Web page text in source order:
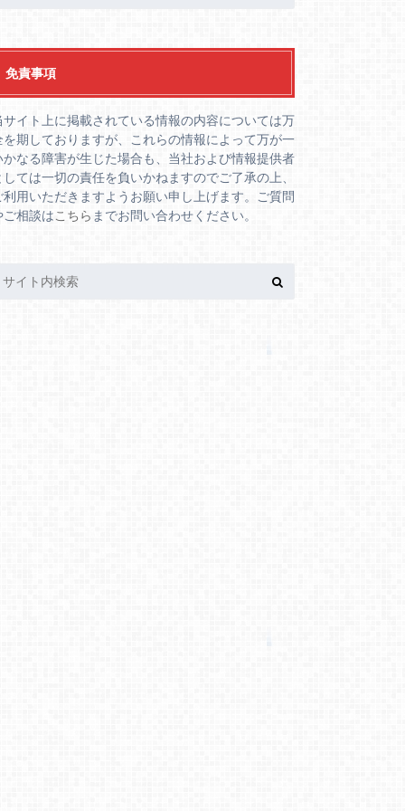
免責事項
サイト上に掲載されている情報の内容については万
を期しておりますが、これらの情報によって万が一
かなる障害が生じた場合も、当社および情報提供者
しては一切の責任を負いかねますのでご了承の上、
利用いただきますようお願い申し上げます。ご質問
ご相談はこちら までお問い合わせください。